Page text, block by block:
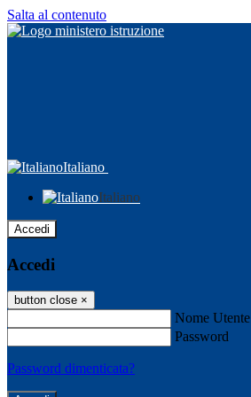
Salta al contenuto
Italiano
Italiano
Accedi
Accedi
button close ×
Nome Utente
Password
Password dimenticata?